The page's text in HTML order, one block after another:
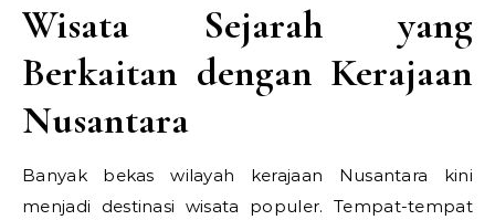
Wisata Sejarah yang
Berkaitan dengan Kerajaan
Nusantara
Banyak bekas wilayah kerajaan Nusantara kini
menjadi destinasi wisata populer. Tempat-tempat